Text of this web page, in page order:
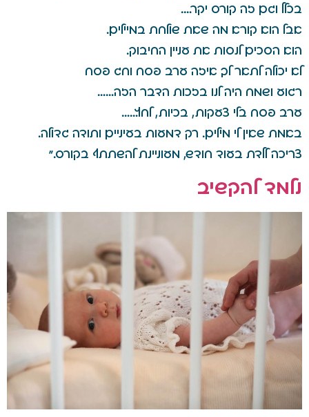
בכלל וגם זה קורס יקר….
אבל הוא קורא מה שאת שולחת במיילים.
הוא הסכים לנסות את עניין החיבוק.
לא יכולה לתאר לך איזה ערב פסח וחג פסח
רגוע ושמח היה לנו בזכות הדבר הזה……
ערב פסח בלי צעקות, בכיות, לחץ……
באמת שאין לי מילים. רק דמעות בעיניים ותודה גדולה.
צריכה ללדת בעוד חודש, מעוניינת להשתתף בקורס."
נלמד להקשיב